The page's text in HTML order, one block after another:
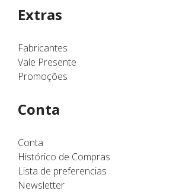
Extras
Fabricantes
Vale Presente
Promoções
Conta
Conta
Histórico de Compras
Lista de preferencias
Newsletter